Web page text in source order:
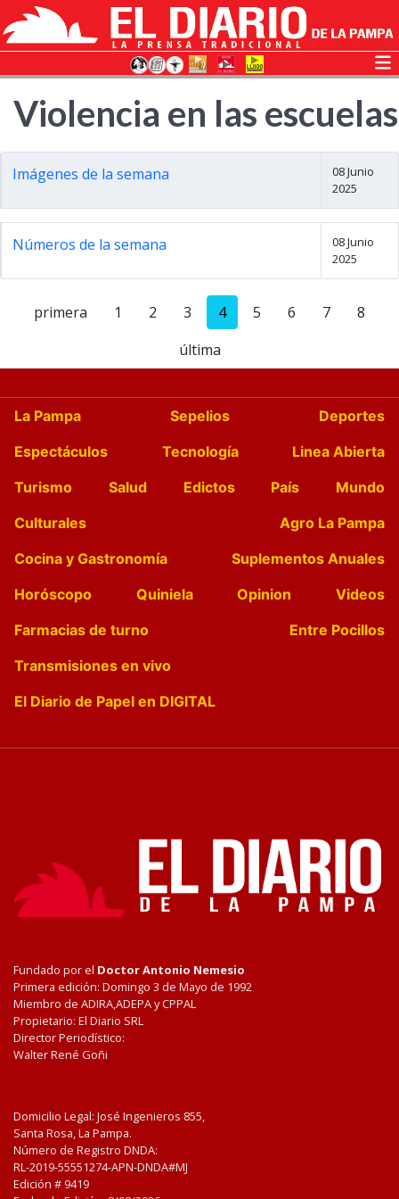
Violencia en las escuelas
Imágenes de la semana
08 Junio
2025
Números de la semana
08 Junio
2025
primera 1 2 3 4 5 6 7
8
última
La Pampa Sepelios
Deportes
Espectáculos
Tecnología
Linea Abierta
Turismo
Salud Edictos País
Mundo
Culturales
Agro La Pampa
Cocina y Gastronomía
Suplementos Anuales
Horóscopo
Quiniela Opinion
Videos
Farmacias de turno
Entre Pocillos
Transmisiones en vivo
El Diario de Papel en DIGITAL
Fundado por el Doctor Antonio Nemesio
Primera edición: Domingo 3 de Mayo de 1992
Miembro de ADIRA,ADEPA y CPPAL
Propietario: El Diario SRL
Director Periodístico:
Walter René Goñi
Domicilio Legal: José Ingenieros 855,
Santa Rosa, La Pampa.
Número de Registro DNDA:
RL-2019-55551274-APN-DNDA#MJ
Edición # 9419